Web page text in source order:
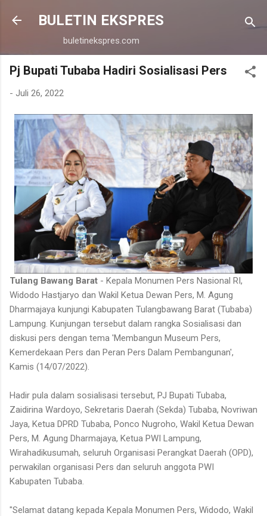
Langsung ke konten utama
BULETIN EKSPRES
buletinekspres.com
Pj Bupati Tubaba Hadiri Sosialisasi Pers
- Juli 26, 2022
Tulang Bawang Barat - Kepala Monumen Pers Nasional RI,
Widodo Hastjaryo dan Wakil Ketua Dewan Pers, M. Agung
Dharmajaya kunjungi Kabupaten Tulangbawang Barat (Tubaba)
Lampung. Kunjungan tersebut dalam rangka Sosialisasi dan
diskusi pers dengan tema 'Membangun Museum Pers,
Kemerdekaan Pers dan Peran Pers Dalam Pembangunan',
Kamis (14/07/2022).
Hadir pula dalam sosialisasi tersebut, PJ Bupati Tubaba,
Zaidirina Wardoyo, Sekretaris Daerah (Sekda) Tubaba, Novriwan
Jaya, Ketua DPRD Tubaba, Ponco Nugroho, Wakil Ketua Dewan
Pers, M. Agung Dharmajaya, Ketua PWI Lampung,
Wirahadikusumah, seluruh Organisasi Perangkat Daerah (OPD),
perwakilan organisasi Pers dan seluruh anggota PWI
Kabupaten Tubaba.
"Selamat datang kepada Kepala Monumen Pers, Widodo, Wakil